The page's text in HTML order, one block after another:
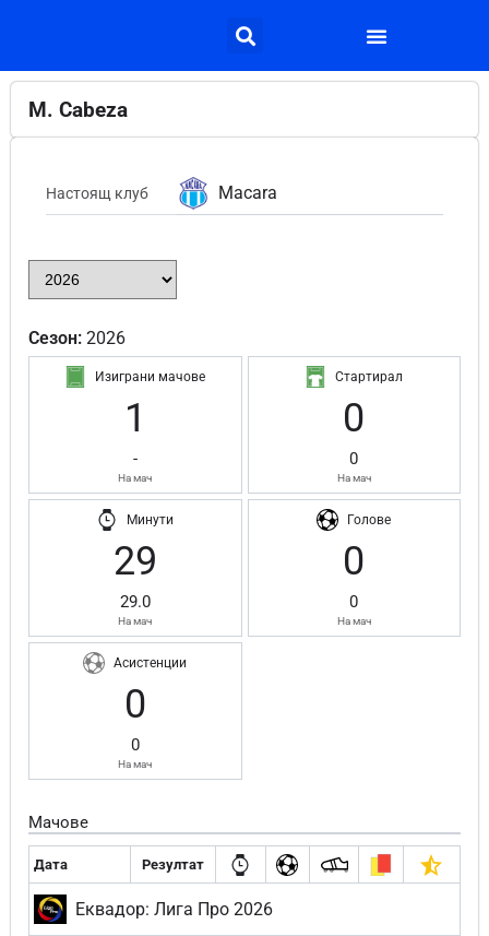
M. Cabeza
Настоящ клуб Macara
Сезон: 2026
Изиграни мачове
1
-
На мач
Стартирал
0
0
На мач
Минути
29
29.0
На мач
Голове
0
0
На мач
Асистенции
0
0
На мач
Мачове
Дата Резултат
Еквадор: Лига Про 2026